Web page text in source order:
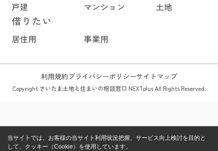
戸建 マンション 土地
借りたい
居住用 事業用
利用規約プライバシーポリシーサイトマップ
Copyright さいたま土地と住まいの相談窓口 NEXTplus All Rights Reserved.
当サイトでは、お客様の当サイト利用状況把握、サービス向上検討を目的と
して、クッキー（Cookie）を使用しています。